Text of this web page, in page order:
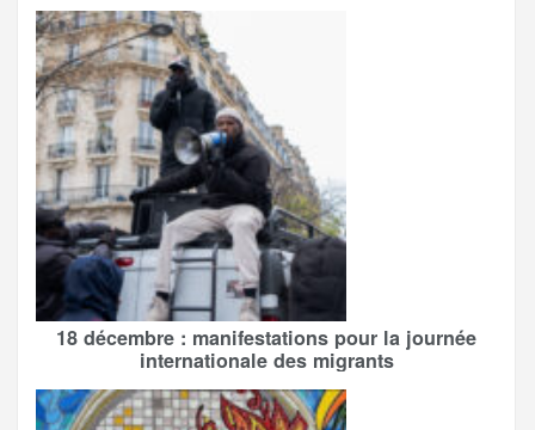
18 décembre : manifestations pour la journée
internationale des migrants